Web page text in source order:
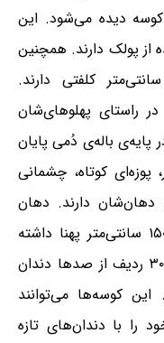
گروه‌زیست است و در دسته‌های تا ۱۰۰ کوسه دیده می‌شود. این
از پولک دارند. همچنین
آنان پوستی سخت و خشن با ۱۵ سانتی‌متر کلفتی دارند.
برجسته در راستای پهلوهای‌شان
باله‌ی دُمی پایان
کوتاه، چشمانی
دارند. دهان
کوسه‌نهنگ‌ها بزرگ است و می‌تواند تا ۱۵۰ سانتی‌متر پهنا داشته
باشد. همچنین دهان آنان دربرگیرنده‌ی ۳۰۰ ردیف از صدها دندان
این کوسه‌ها می‌توانند
را با دندان‌های تازه